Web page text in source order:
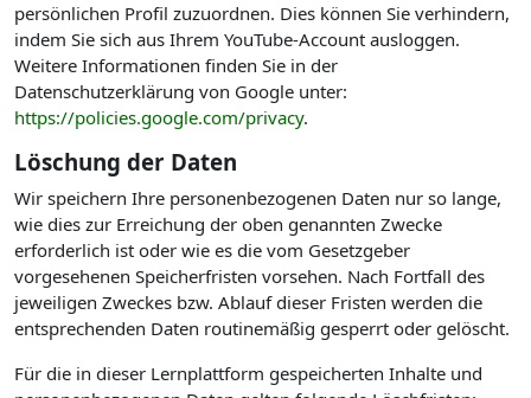
persönlichen Profil zuzuordnen. Dies können Sie verhindern,
indem Sie sich aus Ihrem YouTube-Account ausloggen.
Weitere Informationen finden Sie in der
Datenschutzerklärung von Google unter:
https://policies.google.com/privacy.
Löschung der Daten
Wir speichern Ihre personenbezogenen Daten nur so lange,
wie dies zur Erreichung der oben genannten Zwecke
erforderlich ist oder wie es die vom Gesetzgeber
vorgesehenen Speicherfristen vorsehen. Nach Fortfall des
jeweiligen Zweckes bzw. Ablauf dieser Fristen werden die
entsprechenden Daten routinemäßig gesperrt oder gelöscht.
Für die in dieser Lernplattform gespeicherten Inhalte und